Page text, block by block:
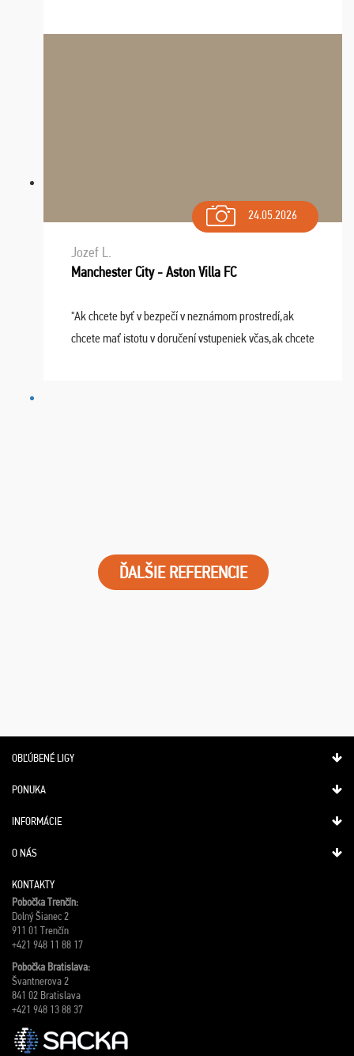
24.05.2026
Jozef L.
Manchester City - Aston Villa FC
"Ak chcete byť v bezpečí v neznámom prostredí,ak
chcete mať istotu v doručení vstupeniek včas,ak chcete
ĎALŠIE REFERENCIE
OBĽÚBENÉ LIGY
PONUKA
INFORMÁCIE
O NÁS
KONTAKTY
Pobočka Trenčín:
Dolný Šianec 2
911 01 Trenčín
+421 948 11 88 17
Pobočka Bratislava:
Švantnerova 2
841 02 Bratislava
+421 948 13 88 37